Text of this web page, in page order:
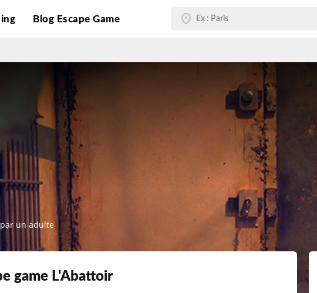
Blog Escape Game
un adulte
game L'Abattoir